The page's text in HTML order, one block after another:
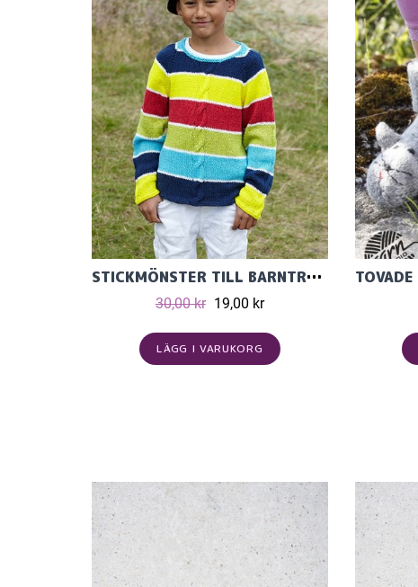
STICKMÖNSTER TILL BARNTRÖJA MED FLÄTA STICKAD I CECILIA.
30,00 kr 19,00 kr
LÄGG I VARUKORG